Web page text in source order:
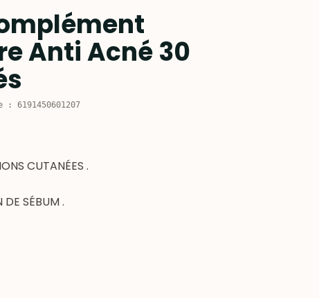
Anti Acné 30
: 6191450601207
CUTANÉES .
DE SÉBUM .